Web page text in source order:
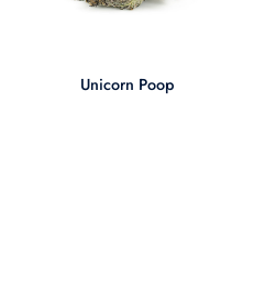
Unicorn Poop